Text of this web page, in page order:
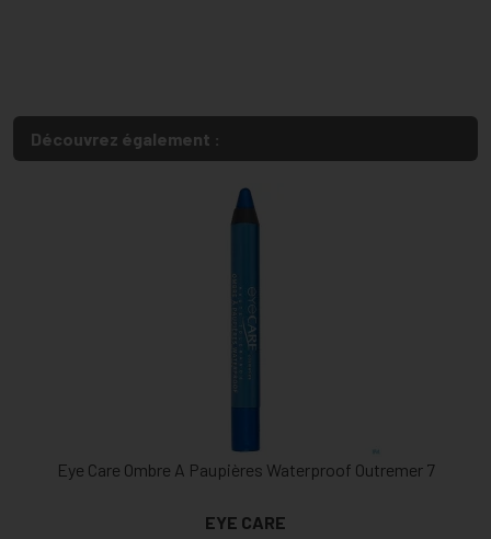
Découvrez également :
Eye Care Ombre A Paupières Waterproof Outremer 7
EYE CARE